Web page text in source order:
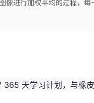
像进行加权平均的过程，
天学习计划，与橡皮